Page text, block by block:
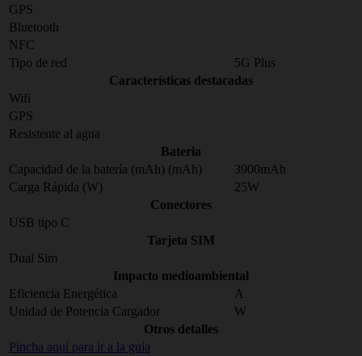
GPS
Bluetooth
NFC
Tipo de red
5G Plus
Características destacadas
Wifi
GPS
Resistente al agua
Bateria
Capacidad de la batería (mAh) (mAh)
3900mAh
Carga Rápida (W)
25W
Conectores
USB tipo C
Tarjeta SIM
Dual Sim
Impacto medioambiental
Eficiencia Energética
A
Unidad de Potencia Cargador
W
Otros detalles
Pincha aquí para ir a la guía